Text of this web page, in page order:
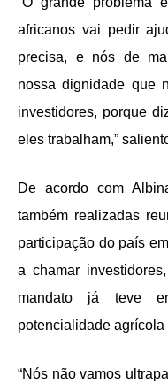
africanos vai pedir
precisa, e nós de
nossa dignidade que
investidores, porque
eles trabalham,”
De acordo com
também realizadas
participação do país
a chamar
mandato já teve
potencialidade agrícola
“Nós não vamos